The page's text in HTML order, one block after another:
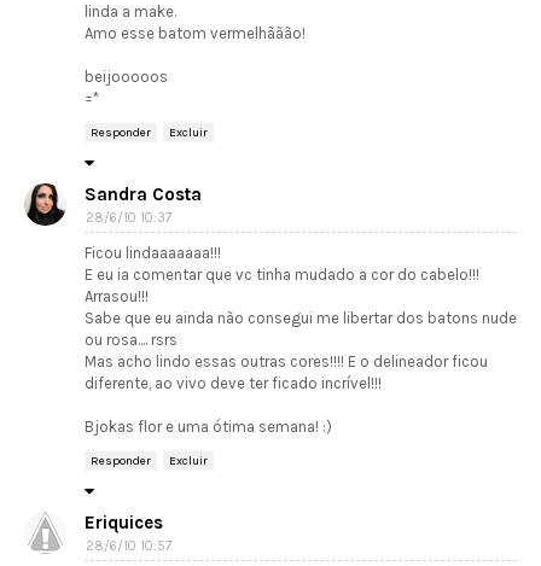
linda a make.
Amo esse batom vermelhããão!
beijooooos
=*
Responder Excluir
Sandra Costa
28/6/10 10:37
Ficou lindaaaaaaa!!!
E eu ia comentar que vc tinha mudado a cor do cabelo!!!
Arrasou!!!
Sabe que eu ainda não consegui me libertar dos batons nude
ou rosa.... rsrs
Mas acho lindo essas outras cores!!!! E o delineador ficou
diferente, ao vivo deve ter ficado incrível!!!
Bjokas flor e uma ótima semana! :)
Responder Excluir
Eriquices
28/6/10 10:57